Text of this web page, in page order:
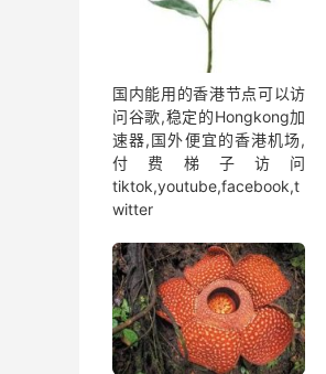
国内能用的香港节点可以访
问谷歌,稳定的Hongkong加
速器,国外便宜的香港机场,
付费梯子访问
tiktok,youtube,facebook,t
witter